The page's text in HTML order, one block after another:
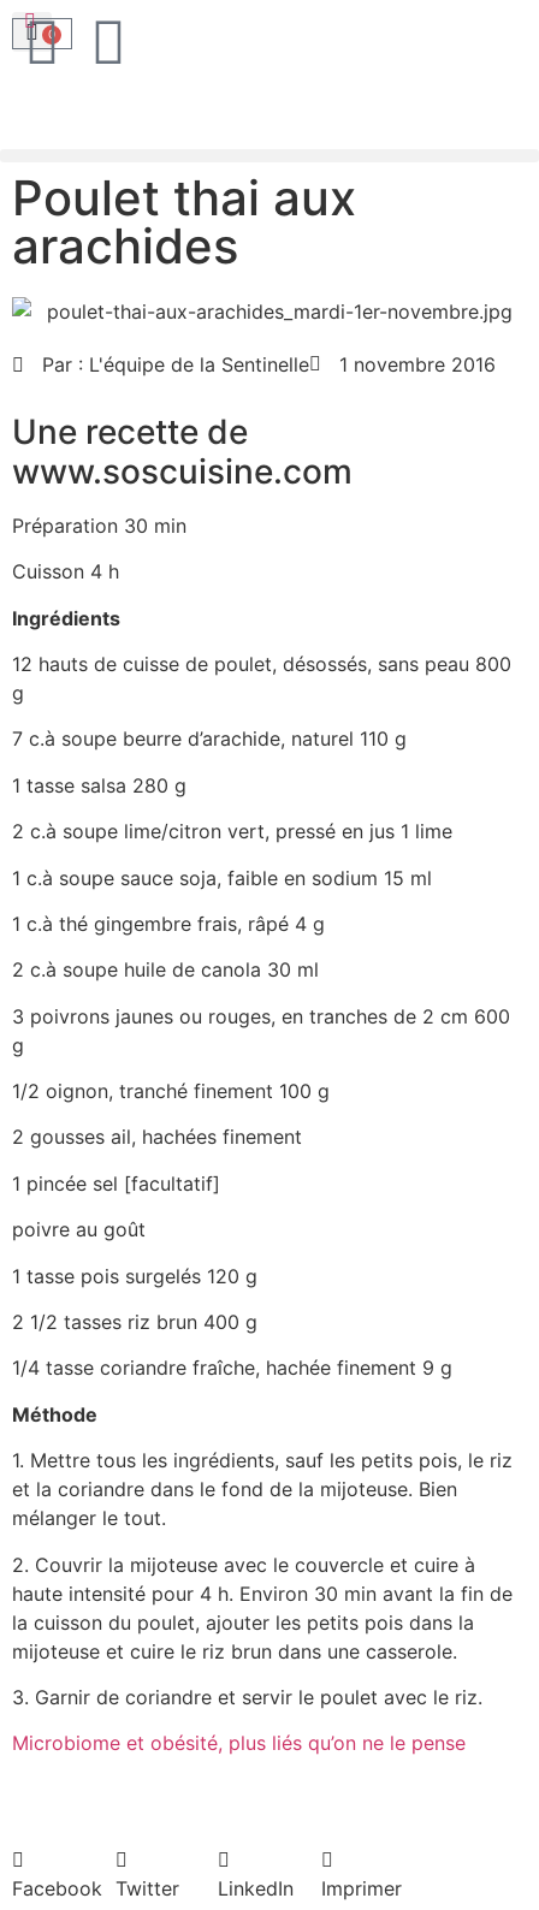
0
Poulet thai aux
arachides
Par : L'équipe de la Sentinelle 1 novembre 2016
Une recette de
www.soscuisine.com
Préparation 30 min
Cuisson 4 h
Ingrédients
12 hauts de cuisse de poulet, désossés, sans peau 800
g
7 c.à soupe beurre d’arachide, naturel 110 g
1 tasse salsa 280 g
2 c.à soupe lime/citron vert, pressé en jus 1 lime
1 c.à soupe sauce soja, faible en sodium 15 ml
1 c.à thé gingembre frais, râpé 4 g
2 c.à soupe huile de canola 30 ml
3 poivrons jaunes ou rouges, en tranches de 2 cm 600
g
1/2 oignon, tranché finement 100 g
2 gousses ail, hachées finement
1 pincée sel [facultatif]
poivre au goût
1 tasse pois surgelés 120 g
2 1/2 tasses riz brun 400 g
1/4 tasse coriandre fraîche, hachée finement 9 g
Méthode
1. Mettre tous les ingrédients, sauf les petits pois, le riz
et la coriandre dans le fond de la mijoteuse. Bien
mélanger le tout.
2. Couvrir la mijoteuse avec le couvercle et cuire à
haute intensité pour 4 h. Environ 30 min avant la fin de
la cuisson du poulet, ajouter les petits pois dans la
mijoteuse et cuire le riz brun dans une casserole.
3. Garnir de coriandre et servir le poulet avec le riz.
Microbiome et obésité, plus liés qu’on ne le pense
Facebook Twitter LinkedIn Imprimer